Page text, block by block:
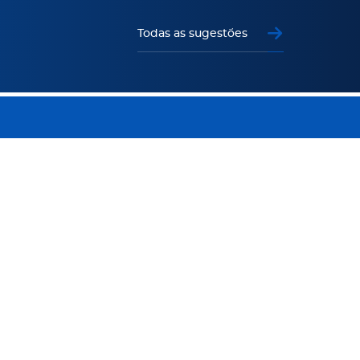
Todas as sugestões